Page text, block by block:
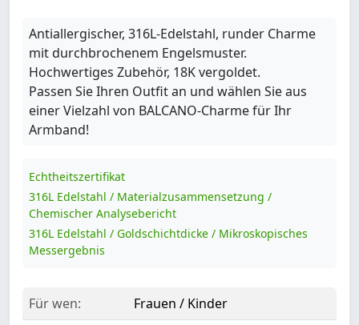
Antiallergischer, 316L-Edelstahl, runder Charme
mit durchbrochenem Engelsmuster.
Hochwertiges Zubehör, 18K vergoldet.
Passen Sie Ihren Outfit an und wählen Sie aus
einer Vielzahl von BALCANO-Charme für Ihr
Armband!
Echtheitszertifikat
316L Edelstahl / Materialzusammensetzung /
Chemischer Analysebericht
316L Edelstahl / Goldschichtdicke / Mikroskopisches
Messergebnis
Für wen:
Frauen / Kinder